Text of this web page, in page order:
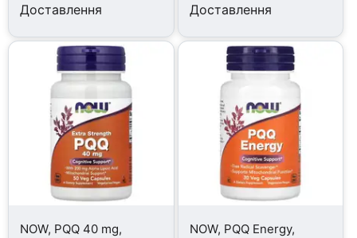
Доставлення Доставлення
NOW, PQQ 40 mg,
NOW, PQQ Energy,